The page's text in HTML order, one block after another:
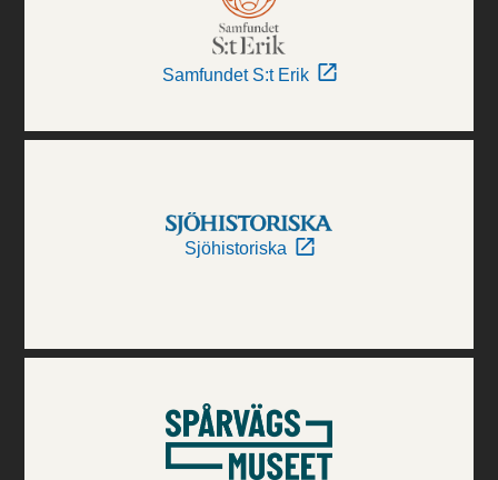
Samfundet S:t Erik
Sjöhistoriska